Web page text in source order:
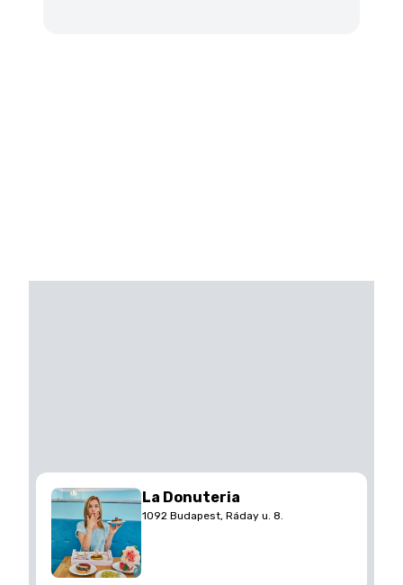
La Donuteria
1092 Budapest, Ráday u. 8.